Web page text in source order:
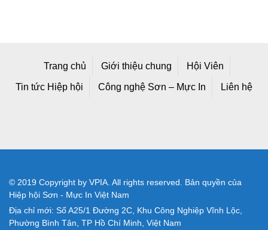
Trang chủ Giới thiệu chung Hội Viên
Tin tức Hiệp hội Công nghệ Sơn – Mực In Liên hệ
© 2019 Copyright by VPIA. All rights reserved. Bản quyền của
Hiệp hội Sơn - Mực In Việt Nam
Địa chỉ mới: Số A25/1 Đường 2C, Khu Công Nghiệp Vĩnh Lộc,
Phường Bình Tân, TP Hồ Chí Minh, Việt Nam